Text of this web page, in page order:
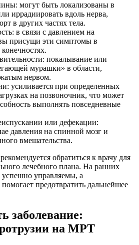
могут быть локализованы в
иррадиировать вдоль нерва,
в других частях тела.
в связи с давлением на
присущи эти симптомы в
покалывание или
мурашки» в области,
нервом.
усиливается при определенных
на позвоночник, что может
выполнять повседневные
или дефекации:
давления на спинной мозг и
вмешательства.
обратиться к врачу для
лечебного плана. На ранних
успешно управляемы, а
предотвратить дальнейшее
заболевание:
на МРТ